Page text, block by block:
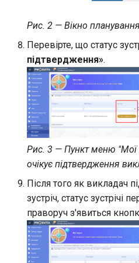
закладу
Генерація посилання-
запрошення на реєстрацію
Рис. 2 — Вікно планування
Перевірте, що статус
підтвердження».
Рис. 3 — Пункт меню "Мої
очікує підтвердження
Після того як викладач
зустріч, статус зустрічі
праворуч з'явиться